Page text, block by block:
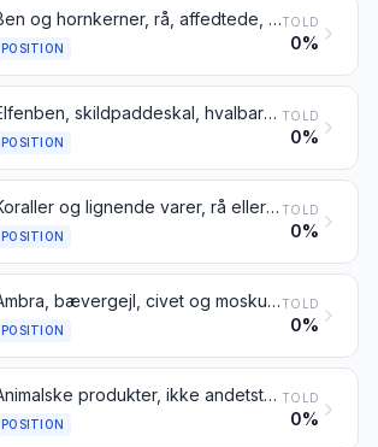
Ben og hornkerner, rå, affedtede, behandlede med syre eller afgelatiniserede, også simpelt bearbejdede, men ikke tilskåret i form; pulver og affald af ben og hornkerner
POSITION
TOLD
0%
Elfenben, skildpaddeskal, hvalbarder og hvalbardehår, horn, gevirer, hove, klove, kløer og næb, rå eller simpelt bearbejdede, men ikke tilskåret i form; pulver og affald deraf
POSITION
TOLD
0%
Koraller og lignende varer, rå eller simpelt bearbejdede, men ikke yderligere behandlede; skaller af bløddyr, krebsdyr eller pighuder samt skalblade af blæksprutter, rå eller simpelt bearbejdede, men ikke tilskåret i form, pulver og affald deraf
POSITION
TOLD
0%
Ambra, bævergejl, civet og moskus; spanske fluer; galde, også tørret; kirtler og andre animalske produkter, anvendelige til fremstilling af farmaceutiske produkter, ferske, kølede, frosne eller på anden måde foreløbigt konserverede
POSITION
TOLD
0%
Animalske produkter, ikke andetsteds tariferet; døde dyr af de arter, der er nævnt i kapitel 1 eller 3, uegnede til menneskeføde
POSITION
TOLD
0%